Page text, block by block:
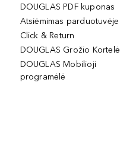
DOUGLAS PDF kuponas
Atsiėmimas parduotuvėje
Click & Return
DOUGLAS Grožio Kortelė
DOUGLAS Mobilioji
programėlė